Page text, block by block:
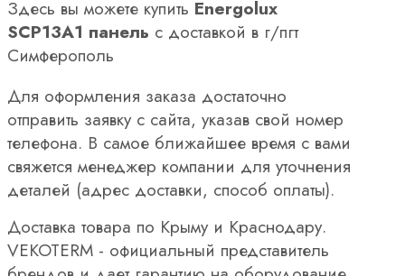
Здесь вы можете купить Energolux
SCP13A1 панель с доставкой в г/пгт
Симферополь
Для оформления заказа достаточно
отправить заявку с сайта, указав свой номер
телефона. В самое ближайшее время с вами
свяжется менеджер компании для уточнения
деталей (адрес доставки, способ оплаты).
Доставка товара по Крыму и Краснодару.
VEKOTERM - официальный представитель